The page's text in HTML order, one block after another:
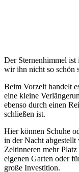
Der Sternenhimmel ist
wir ihn nicht so schön
Beim Vorzelt handelt
eine kleine
ebenso durch einen
schließen ist.
Hier können Schuhe
in der Nacht abgestellt
Zeltinneren mehr
eigenen Garten oder
große Investition.